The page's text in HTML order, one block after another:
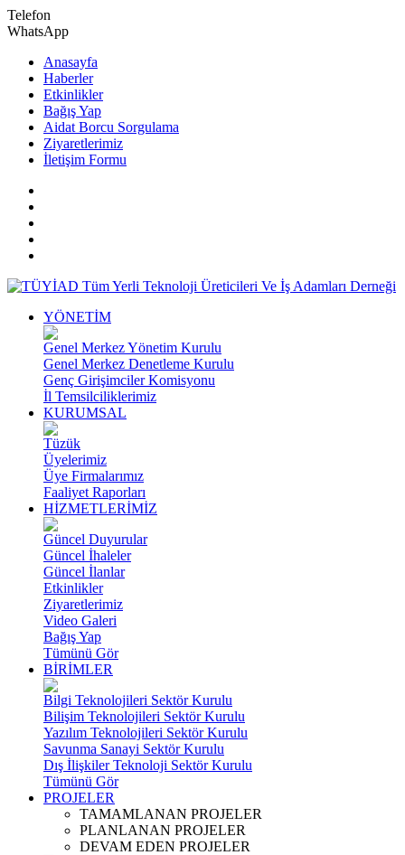
Telefon
WhatsApp
Anasayfa
Haberler
Etkinlikler
Bağış Yap
Aidat Borcu Sorgulama
Ziyaretlerimiz
İletişim Formu
YÖNETİM
Genel Merkez Yönetim Kurulu
Genel Merkez Denetleme Kurulu
Genç Girişimciler Komisyonu
İl Temsilciliklerimiz
KURUMSAL
Tüzük
Üyelerimiz
Üye Firmalarımız
Faaliyet Raporları
HİZMETLERİMİZ
Güncel Duyurular
Güncel İhaleler
Güncel İlanlar
Etkinlikler
Ziyaretlerimiz
Video Galeri
Bağış Yap
Tümünü Gör
BİRİMLER
Bilgi Teknolojileri Sektör Kurulu
Bilişim Teknolojileri Sektör Kurulu
Yazılım Teknolojileri Sektör Kurulu
Savunma Sanayi Sektör Kurulu
Dış İlişkiler Teknoloji Sektör Kurulu
Tümünü Gör
PROJELER
TAMAMLANAN PROJELER
PLANLANAN PROJELER
DEVAM EDEN PROJELER